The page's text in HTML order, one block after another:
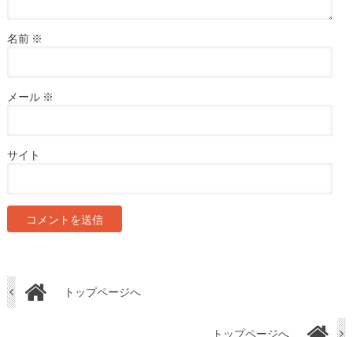
名前 ※
メール ※
サイト
トップページへ
トップページへ